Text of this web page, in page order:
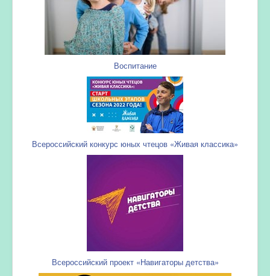
Воспитание
Всероссийский конкурс юных чтецов «Живая классика»
Всероссийский проект «Навигаторы детства»